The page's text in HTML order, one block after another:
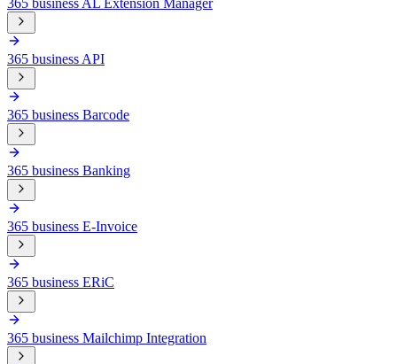
365 business API
365 business Barcode
365 business Banking
365 business E-Invoice
365 business ERiC
365 business Mailchimp Integration